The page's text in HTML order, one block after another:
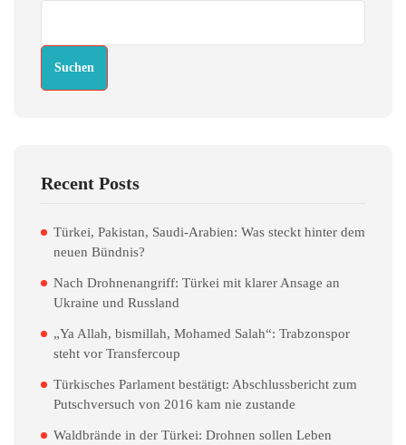
Suchen
Recent Posts
Türkei, Pakistan, Saudi-Arabien: Was steckt hinter dem
neuen Bündnis?
Nach Drohnenangriff: Türkei mit klarer Ansage an
Ukraine und Russland
„Ya Allah, bismillah, Mohamed Salah“: Trabzonspor
steht vor Transfercoup
Türkisches Parlament bestätigt: Abschlussbericht zum
Putschversuch von 2016 kam nie zustande
Waldbrände in der Türkei: Drohnen sollen Leben